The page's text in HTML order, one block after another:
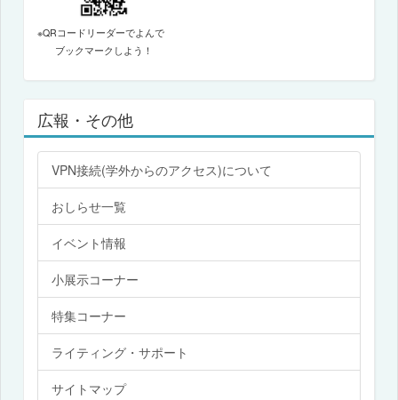
※QRコードリーダーでよんで
ブックマークしよう！
広報・その他
VPN接続(学外からのアクセス)について
おしらせ一覧
イベント情報
小展示コーナー
特集コーナー
ライティング・サポート
サイトマップ